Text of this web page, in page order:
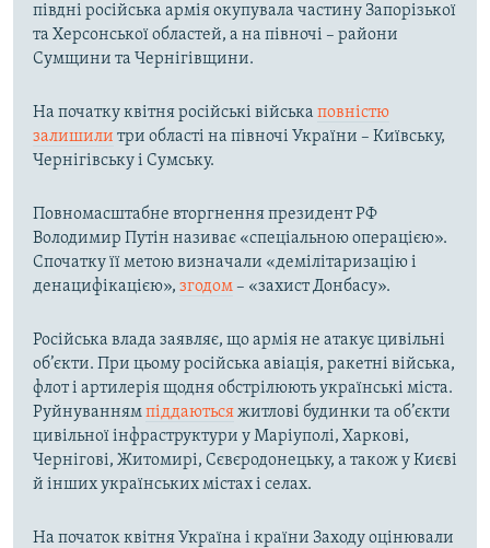
півдні російська армія окупувала частину Запорізької
та Херсонської областей, а на півночі – райони
Сумщини та Чернігівщини.
На початку квітня російські війська повністю
залишили три області на півночі України – Київську,
Чернігівську і Сумську.
Повномасштабне вторгнення президент РФ
Володимир Путін називає «спеціальною операцією».
Спочатку її метою визначали «демілітаризацію і
денацифікацією», згодом– «захист Донбасу».
Російська влада заявляє, що армія не атакує цивільні
об’єкти. При цьому російська авіація, ракетні війська,
флот і артилерія щодня обстрілюють українські міста.
Руйнуваннямпіддаютьсяжитлові будинки та об’єкти
цивільної інфраструктури у Маріуполі, Харкові,
Чернігові, Житомирі, Сєвєродонецьку, а також у Києві
й інших українських містах і селах.
На початок квітня Україна і країни Заходу оцінювали